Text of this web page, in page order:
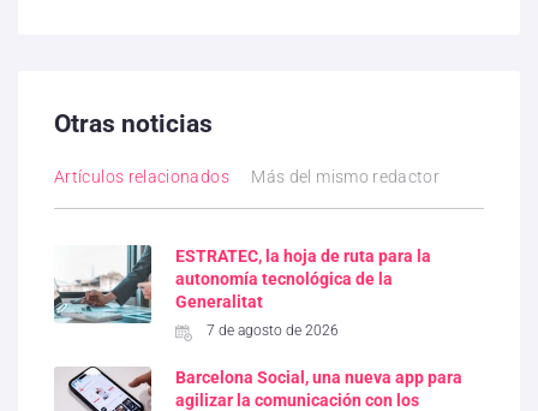
Otras noticias
Artículos relacionados Más del mismo redactor
ESTRATEC, la hoja de ruta para la
autonomía tecnológica de la
Generalitat
7 de agosto de 2026
Barcelona Social, una nueva app para
agilizar la comunicación con los